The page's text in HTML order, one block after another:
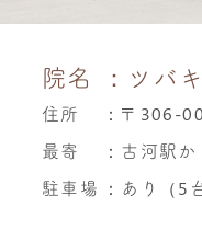
院名 ：ツバ
住所 ： 〒306-
最寄
：古河駅
駐車場 ：あり（5